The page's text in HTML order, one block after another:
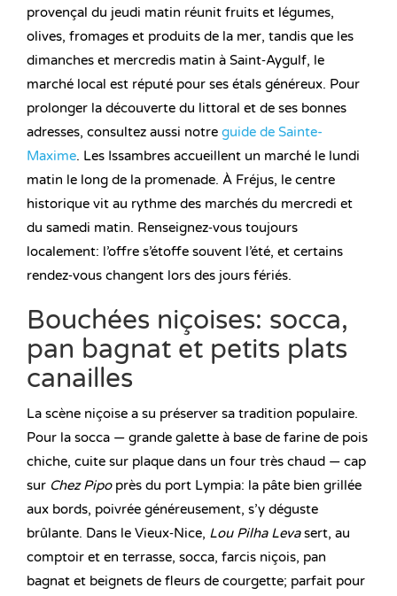
provençal du jeudi matin réunit fruits et légumes,
olives, fromages et produits de la mer, tandis que les
dimanches et mercredis matin à Saint‑Aygulf, le
marché local est réputé pour ses étals généreux. Pour
prolonger la découverte du littoral et de ses bonnes
adresses, consultez aussi notre guide de Sainte-
Maxime. Les Issambres accueillent un marché le lundi
matin le long de la promenade. À Fréjus, le centre
historique vit au rythme des marchés du mercredi et
du samedi matin. Renseignez‑vous toujours
localement: l’offre s’étoffe souvent l’été, et certains
rendez‑vous changent lors des jours fériés.
Bouchées niçoises: socca,
pan bagnat et petits plats
canailles
La scène niçoise a su préserver sa tradition populaire.
Pour la socca — grande galette à base de farine de pois
chiche, cuite sur plaque dans un four très chaud — cap
sur Chez Pipoprès du port Lympia: la pâte bien grillée
aux bords, poivrée généreusement, s’y déguste
brûlante. Dans le Vieux‑Nice, Lou Pilha Levasert, au
comptoir et en terrasse, socca, farcis niçois, pan
bagnat et beignets de fleurs de courgette; parfait pour